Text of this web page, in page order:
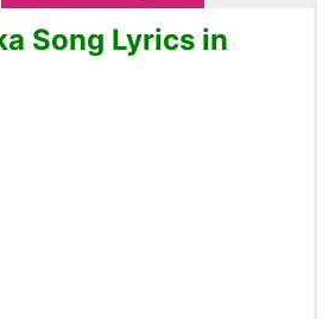
Song Lyrics in